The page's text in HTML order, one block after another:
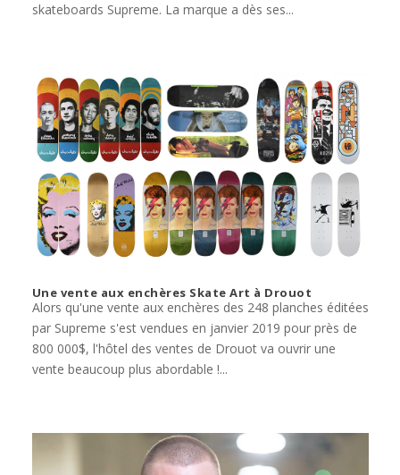
skateboards Supreme. La marque a dès ses...
Une vente aux enchères Skate Art à Drouot
Alors qu'une vente aux enchères des 248 planches éditées
par Supreme s'est vendues en janvier 2019 pour près de
800 000$, l'hôtel des ventes de Drouot va ouvrir une
vente beaucoup plus abordable !...